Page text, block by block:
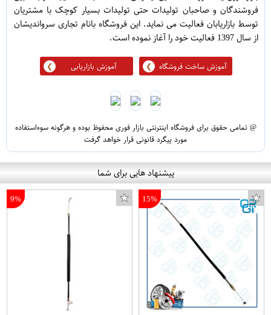
فروشندگان و صاحبان تولیدات حتی تولیدات بسیار کوچک با مشتریان
توسط بازاریابان فعالیت می نماید. این فروشگاه بانام تجاری سرواندیشان
از سال 1397 فعالیت خود را آغاز نموده است.
آموزش ساخت فروشگاه آموزش بازاریابی
@ تمامی حقوق برای فروشگاه اینترنتی بازار فوری محفوظ بوده و هرگونه سوءاستفاده
مورد پیگرد قانونی قرار خواهد گرفت
پیشنهاد هایی برای شما
15%
9%